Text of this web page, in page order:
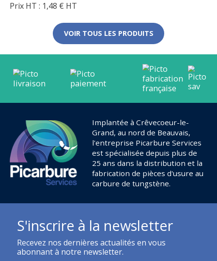
Prix HT : 1,48 € HT
VOIR TOUS LES PRODUITS
Implantée à Crêvecoeur-le-
Grand, au nord de Beauvais,
l'entreprise Picarbure Services
est spécialisée depuis plus de
25 ans dans la distribution et la
fabrication de pièces d'usure au
carbure de tungstène.
S'inscrire à la newsletter
Recevez nos dernières actualités en vous
abonnant à notre newsletter.